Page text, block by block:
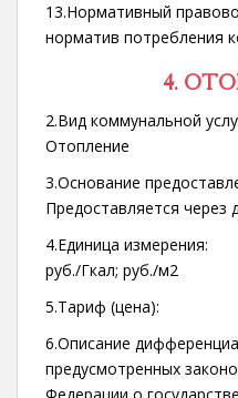
13.Нормативный
норматив потребления
4.
2.Вид коммунальной
Отопление
3.Основание
Предоставляется через
4.Единица измерения:
руб./Гкал; руб./м2
5.Тариф (цена):
6.Описание
предусмотренных